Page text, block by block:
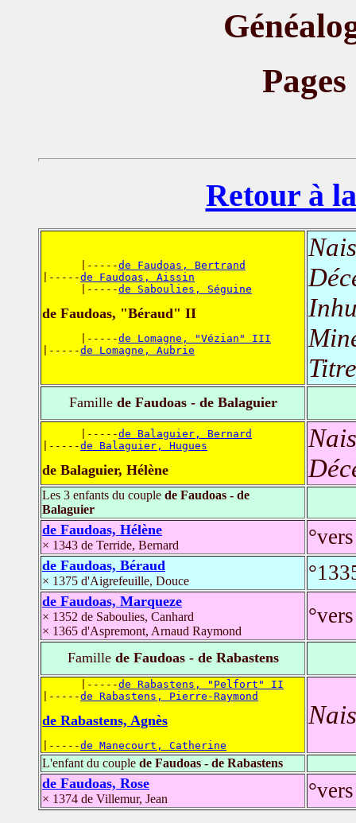
Retour à
      |-----
de Faudoas, Bertrand
|-----de Faudoas, Aissin
      |-----
de Saboulies, Séguine
de Faudoas, "Béraud" II
      |-----
de Lomagne, "Vézian" III
|-----de Lomagne, Aubrie
Famillede Faudoas - de Balaguier
      |-----
de Balaguier, Bernard
|-----de Balaguier, Hugues
de Balaguier, Hélène
Les 3 enfants du couple de Faudoas - de
Balaguier
de Faudoas, Hélène
× 1343 de Terride, Bernard
de Faudoas, Béraud
× 1375 d'Aigrefeuille, Douce
de Faudoas, Marqueze
× 1352 de Saboulies, Canhard
× 1365 d'Aspremont, Arnaud Raymond
Famillede Faudoas - de Rabastens
      |-----
de Rabastens, "Pelfort" II
|-----de Rabastens, Pierre-Raymond
de Rabastens, Agnès
|-----de Manecourt, Catherine
L'enfant du couple de Faudoas - de Rabastens
de Faudoas, Rose
× 1374 de Villemur, Jean